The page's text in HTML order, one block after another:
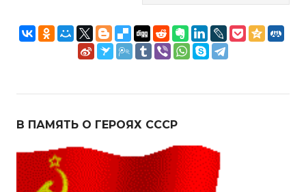
записям
В ПАМЯТЬ О ГЕРОЯХ СССР